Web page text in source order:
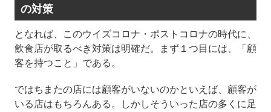
の対策
となれば、このウイズコロナ・ポストコロナの時代に、
飲食店が取るべき対策は明確だ。まず１つ目には、「顧
客を持つこと」である。
ではちまたの店には顧客がいないのかといえば、顧客が
いる店はもちろんある。しかしそういった店の多くに足